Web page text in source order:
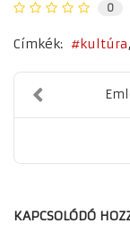
0
Címkék: kultúra
KAPCSOLÓDÓ